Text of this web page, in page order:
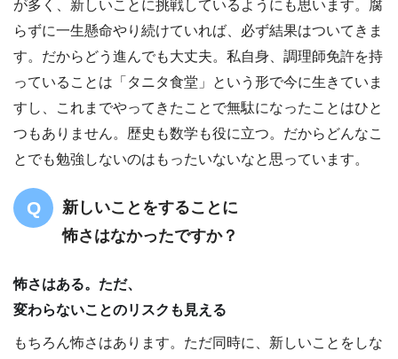
が多く、新しいことに挑戦しているようにも思います。腐
らずに一生懸命やり続けていれば、必ず結果はついてきま
す。だからどう進んでも大丈夫。私自身、調理師免許を持
っていることは「タニタ食堂」という形で今に生きていま
すし、これまでやってきたことで無駄になったことはひと
つもありません。歴史も数学も役に立つ。だからどんなこ
とでも勉強しないのはもったいないなと思っています。
新しいことをすることに
怖さはなかったですか？
怖さはある。ただ、
変わらないことのリスクも見える
もちろん怖さはあります。ただ同時に、新しいことをしな